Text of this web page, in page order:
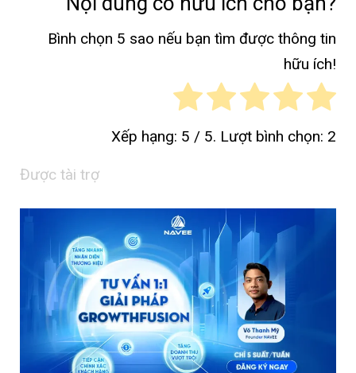
Bình chọn 5 sao nếu bạn tìm được thông tin
hữu ích!
Xếp hạng: 5 / 5. Lượt bình chọn: 2
Được tài trợ